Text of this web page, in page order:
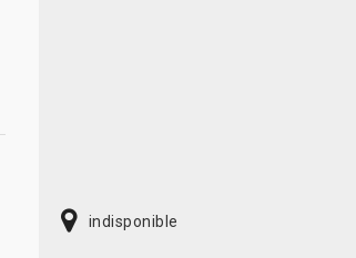
indisponible